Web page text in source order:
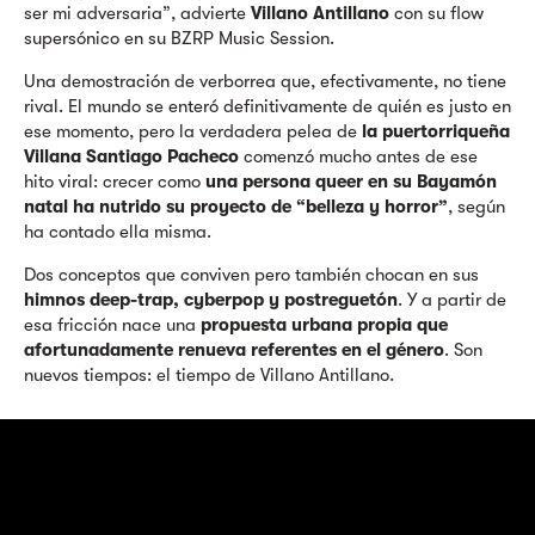
ser mi adversaria”, advierte Villano Antillano con su flow
supersónico en su BZRP Music Session.
Una demostración de verborrea que, efectivamente, no tiene
rival. El mundo se enteró definitivamente de quién es justo en
ese momento, pero la verdadera pelea de la puertorriqueña
Villana Santiago Pacheco comenzó mucho antes de ese
hito viral: crecer como una persona queer en su Bayamón
natal ha nutrido su proyecto de “belleza y horror”, según
ha contado ella misma.
Dos conceptos que conviven pero también chocan en sus
himnos deep-trap, cyberpop y postreguetón. Y a partir de
esa fricción nace una propuesta urbana propia que
afortunadamente renueva referentes en el género. Son
nuevos tiempos: el tiempo de Villano Antillano.